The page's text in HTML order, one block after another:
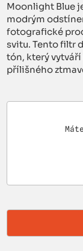
Moonlight Blue
modrým
fotografické
svitu. Tento filtr
tón, který
přílišného